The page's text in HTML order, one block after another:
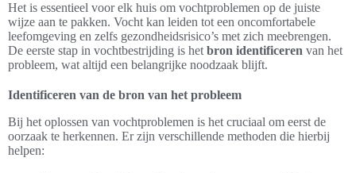
Het is essentieel voor elk huis om vochtproblemen op de juiste
wijze aan te pakken. Vocht kan leiden tot een oncomfortabele
leefomgeving en zelfs gezondheidsrisico’s met zich meebrengen.
De eerste stap in vochtbestrijding is het bron identificeren van het
probleem, wat altijd een belangrijke noodzaak blijft.
Identificeren van de bron van het probleem
Bij het oplossen van vochtproblemen is het cruciaal om eerst de
oorzaak te herkennen. Er zijn verschillende methoden die hierbij
helpen: